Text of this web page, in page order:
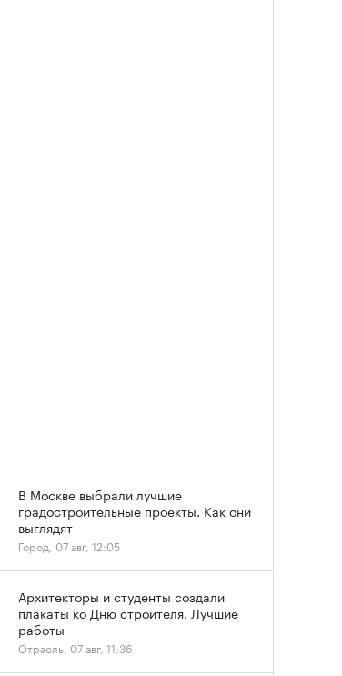
В Москве выбрали лучшие
градостроительные проекты. Как они
выглядят
Город, 07 авг, 12:05
Архитекторы и студенты создали
плакаты ко Дню строителя. Лучшие
работы
Отрасль, 07 авг, 11:36